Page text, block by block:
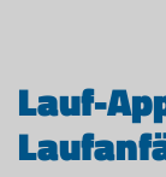
Lauf-